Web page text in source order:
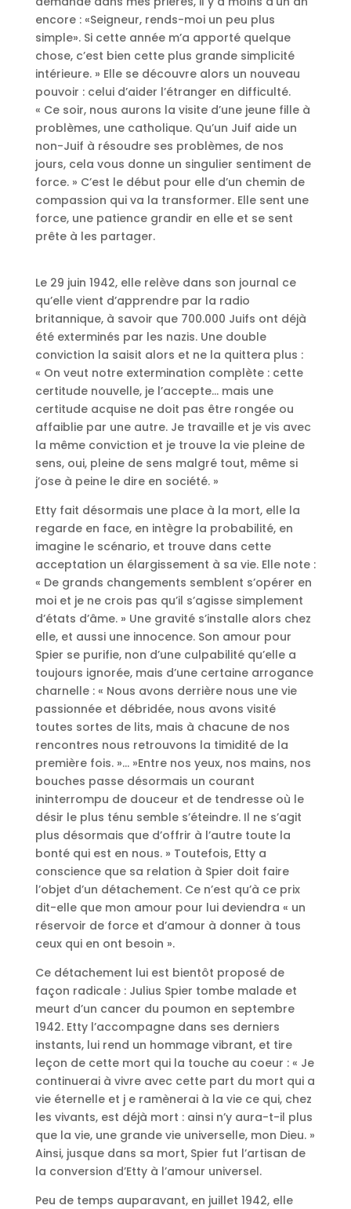
encore : «Seigneur, rends-moi un peu plus
simple». Si cette année m’a apporté quelque
chose, c’est bien cette plus grande simplicité
intérieure. » Elle se découvre alors un nouveau
pouvoir : celui d’aider l’étranger en difficulté.
« Ce soir, nous aurons la visite d’une jeune fille à
problèmes, une catholique. Qu’un Juif aide un
non-Juif à résoudre ses problèmes, de nos
jours, cela vous donne un singulier sentiment de
force. » C’est le début pour elle d’un chemin de
compassion qui va la transformer. Elle sent une
force, une patience grandir en elle et se sent
prête à les partager.
Le 29 juin 1942, elle relève dans son journal ce
qu’elle vient d’apprendre par la radio
britannique, à savoir que 700.000 Juifs ont déjà
été exterminés par les nazis. Une double
conviction la saisit alors et ne la quittera plus :
« On veut notre extermination complète : cette
certitude nouvelle, je l’accepte… mais une
certitude acquise ne doit pas être rongée ou
affaiblie par une autre. Je travaille et je vis avec
la même conviction et je trouve la vie pleine de
sens, oui, pleine de sens malgré tout, même si
j’ose à peine le dire en société. »
Etty fait désormais une place à la mort, elle la
regarde en face, en intègre la probabilité, en
imagine le scénario, et trouve dans cette
acceptation un élargissement à sa vie. Elle note :
« De grands changements semblent s’opérer en
moi et je ne crois pas qu’il s’agisse simplement
d’états d’âme. » Une gravité s’installe alors chez
elle, et aussi une innocence. Son amour pour
Spier se purifie, non d’une culpabilité qu’elle a
toujours ignorée, mais d’une certaine arrogance
charnelle : « Nous avons derrière nous une vie
passionnée et débridée, nous avons visité
toutes sortes de lits, mais à chacune de nos
rencontres nous retrouvons la timidité de la
première fois. »… »Entre nos yeux, nos mains, nos
bouches passe désormais un courant
ininterrompu de douceur et de tendresse où le
désir le plus ténu semble s’éteindre. Il ne s’agit
plus désormais que d’offrir à l’autre toute la
bonté qui est en nous. » Toutefois, Etty a
conscience que sa relation à Spier doit faire
l’objet d’un détachement. Ce n’est qu’à ce prix
dit-elle que mon amour pour lui deviendra « un
réservoir de force et d’amour à donner à tous
ceux qui en ont besoin ».
Ce détachement lui est bientôt proposé de
façon radicale : Julius Spier tombe malade et
meurt d’un cancer du poumon en septembre
1942. Etty l’accompagne dans ses derniers
instants, lui rend un hommage vibrant, et tire
leçon de cette mort qui la touche au coeur : « Je
continuerai à vivre avec cette part du mort qui a
vie éternelle et j e ramènerai à la vie ce qui, chez
les vivants, est déjà mort : ainsi n’y aura-t-il plus
que la vie, une grande vie universelle, mon Dieu. »
Ainsi, jusque dans sa mort, Spier fut l’artisan de
la conversion d’Etty à l’amour universel.
Peu de temps auparavant, en juillet 1942, elle